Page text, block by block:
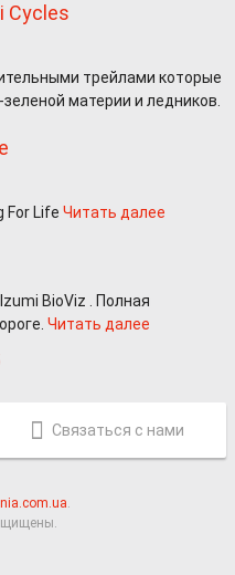
Cycles
трейлами которые
материи и ледников.
For Life Читать далее
BioViz . Полная
Читать далее
Связаться с нами
.